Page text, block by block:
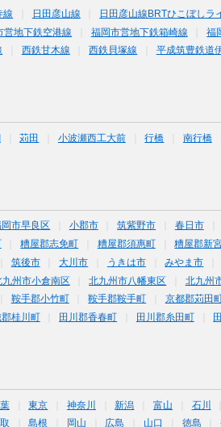
線 日田彦山線
日田彦山線BRTひこぼしラ
営地下鉄空港線 福岡市営地下鉄箱崎線
福
西鉄甘木線 西鉄貝塚線
平成筑豊鉄道
苅田 小波瀬西工大前 行橋 南行橋
岡市早良区 小郡市 筑紫野市 春日市
糟屋郡志免町 糟屋郡須惠町 糟屋郡新
筑後市 大川市 うきは市 みやま市
九州市小倉南区 北九州市八幡東区 北九州
鞍手郡小竹町 鞍手郡鞍手町 京都郡苅田町
桂川町 田川郡香春町 田川郡糸田町
東京 神奈川 新潟 富山 石川
島根 岡山 広島 山口 徳島